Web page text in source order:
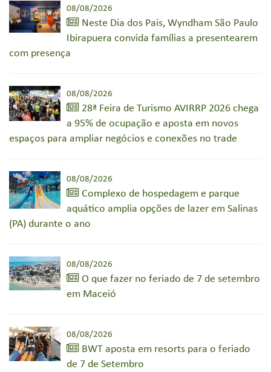
08/08/2026
Neste Dia dos Pais, Wyndham São Paulo
Ibirapuera convida famílias a presentearem
com presença
08/08/2026
28ª Feira de Turismo AVIRRP 2026 chega
a 95% de ocupação e aposta em novos
espaços para ampliar negócios e conexões no trade
08/08/2026
Complexo de hospedagem e parque
aquático amplia opções de lazer em Salinas
(PA) durante o ano
08/08/2026
O que fazer no feriado de 7 de setembro
em Maceió
08/08/2026
BWT aposta em resorts para o feriado
de 7 de Setembro